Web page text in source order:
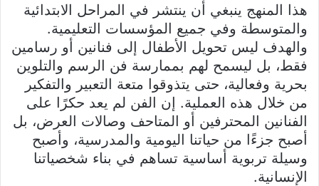
هذا المنهج ينبغي أن ينتشر في المراحل الابتدائية
والمتوسطة وفي جميع المؤسسات التعليمية.
والهدف ليس تحويل الأطفال إلى فنانين أو رسامين
فقط، بل ليسمح لهم بممارسة فن الرسم والتلوين
بحرية وفعالية، حتى يتذوقوا متعة التعبير والتفكير
من خلال هذه العملية. إن الفن لم يعد حكرًا على
الفنانين المحترفين أو المتاحف وصالات العرض، بل
أصبح جزءًا من حياتنا اليومية والمدرسية، وأصبح
وسيلة تربوية أساسية تساهم في بناء شخصياتنا
الإنسانية.